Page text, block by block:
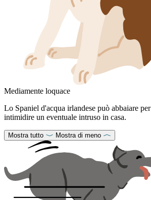
Mediamente loquace
Lo Spaniel d'acqua irlandese può abbaiare per
intimidire un eventuale intruso in casa.
Mostra tutto Mostra di meno